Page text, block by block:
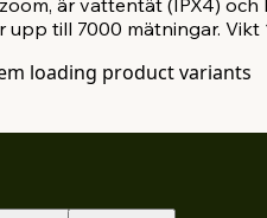
är vattentät (IPX4) och
till 7000 mätningar. Vikt
loading product variants